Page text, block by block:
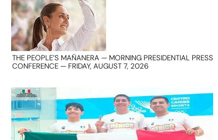
THE PEOPLE’S MAÑANERA — MORNING PRESIDENTIAL PRESS
CONFERENCE — FRIDAY, AUGUST 7, 2026